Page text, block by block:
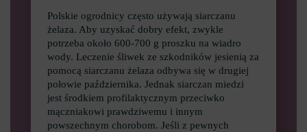
Polskie ogrodnicy często używają siarczanu
żelaza. Aby uzyskać dobry efekt, zwykle
potrzeba około 600-700 g proszku na wiadro
wody. Leczenie śliwek ze szkodników jesienią za
pomocą siarczanu żelaza odbywa się w drugiej
połowie października. Jednak siarczan miedzi
jest środkiem profilaktycznym przeciwko
mączniakowi prawdziwemu i innym
powszechnym chorobom. Jeśli z pewnych